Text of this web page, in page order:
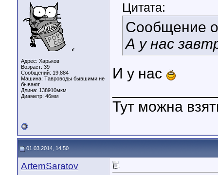
♂
Адрес: Харьков
Возраст: 39
Сообщений: 19,884
Машина: Тавроводы бывшими не
бывают
Длина: 138910мкм
Диаметр: 46мм
Цитата:
Сообщение
А у нас
И у нас
Тут можна
01.03.2014, 14:50
ArtemSaratov